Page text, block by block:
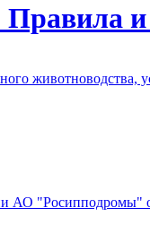
АО "Росипподромы"